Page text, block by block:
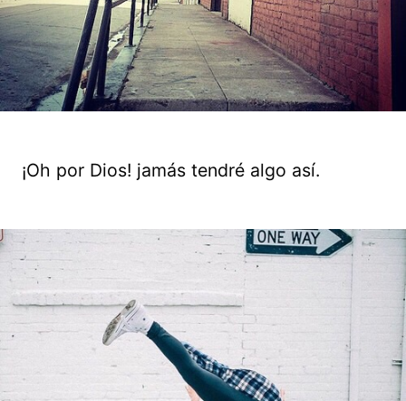
¡Oh por Dios! jamás tendré algo así.